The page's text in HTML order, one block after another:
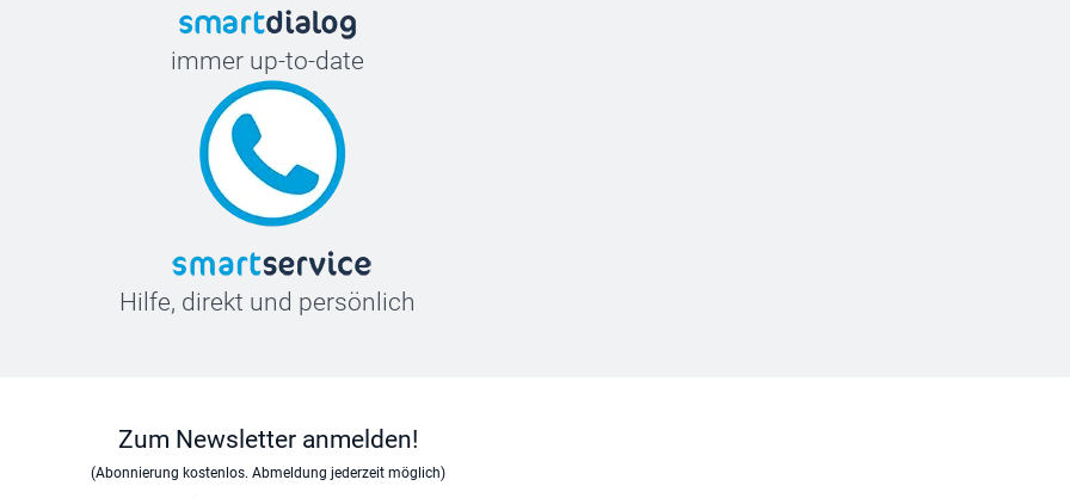
immer up-to-date
Hilfe, direkt und persönlich
Zum Newsletter anmelden!
(Abonnierung kostenlos. Abmeldung jederzeit möglich)